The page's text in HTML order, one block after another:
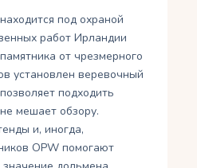
под охраной
работ Ирландии
от чрезмерного
установлен веревочный
подходить
мешает обзору.
и, иногда,
OPW помогают